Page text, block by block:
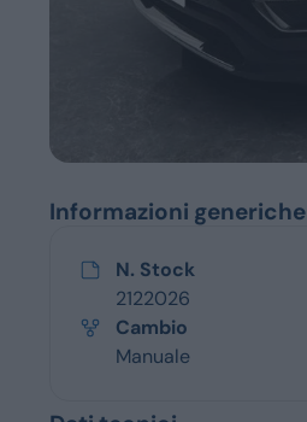
Informazioni generiche
N. Stock
2122026
Cambio
Manuale